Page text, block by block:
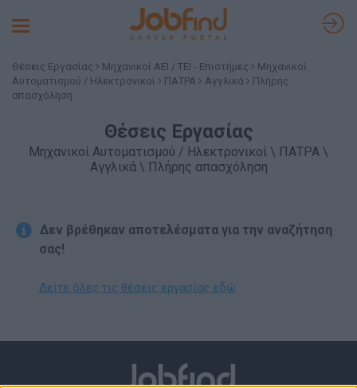
Toggle
Θέσεις Εργασίας Μηχανικοί ΑΕΙ / ΤΕΙ - Επιστήμες
Μηχανικοί
Αυτοματισμού / Ηλεκτρονικοί
ΠΑΤΡΑ Αγγλικά
Πλήρης
απασχόληση
Θέσεις Εργασίας
Μηχανικοί Αυτοματισμού / Ηλεκτρονικοί \ ΠΑΤΡΑ \
Αγγλικά \ Πλήρης απασχόληση
Δεν βρέθηκαν αποτελέσματα για την αναζήτηση
σας!
Δείτε όλες τις θέσεις εργασίας εδώ